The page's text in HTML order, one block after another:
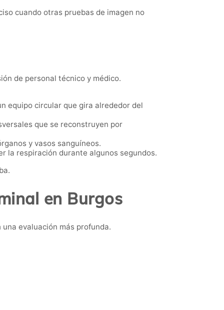
cuando otras pruebas de imagen no
de personal técnico y médico.
equipo circular que gira alrededor del
que se reconstruyen por
y vasos sanguíneos.
la respiración durante algunos segundos.
en Burgos
evaluación más profunda.